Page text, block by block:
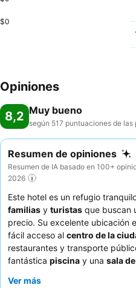
$0
Opiniones
8,2 Muy bueno
según 517 puntuaciones de las
Resumen de opiniones
Resumen de IA basado en 100+
2026
Este hotel es un refugio
familias y turistas que buscan
precio. Su excelente ubicación
fácil acceso al centro de la
restaurantes y transporte
fantástica piscina y una sala
Ver más